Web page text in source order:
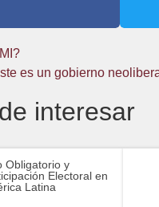
es un gobierno
interesar
Obligatorio y
Electoral en
Latina